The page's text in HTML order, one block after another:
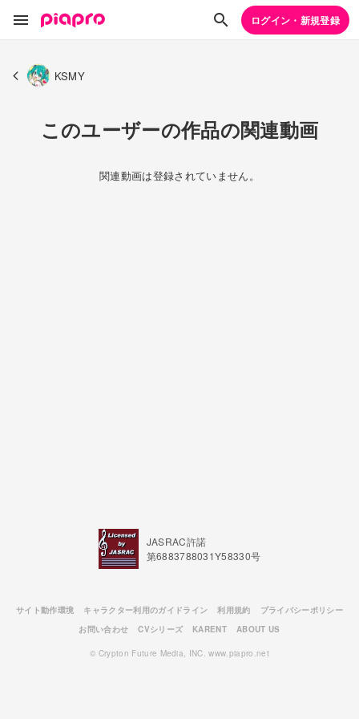
ログイン・新規登録
KSMY
このユーザーの作品の関連動画
関連動画は登録されていません。
JASRAC許諾
第6883788031Y58330号
サイト動作環境 キャラクター利用のガイドライン 利用規約
プライバシーポリシー
お問い合わせ
CVシリーズ KARENT ABOUT US
© Crypton Future Media, INC. www.piapro.net